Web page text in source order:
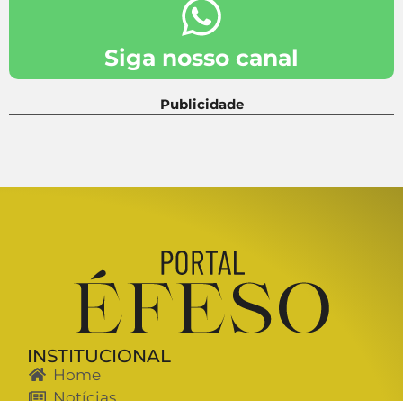
Siga nosso canal
Publicidade
INSTITUCIONAL
Home
Notícias